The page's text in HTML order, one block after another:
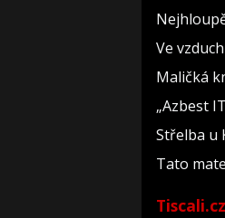
Ve
Maličká
„Azbest
Střelba u
Tato
Tiscali.cz